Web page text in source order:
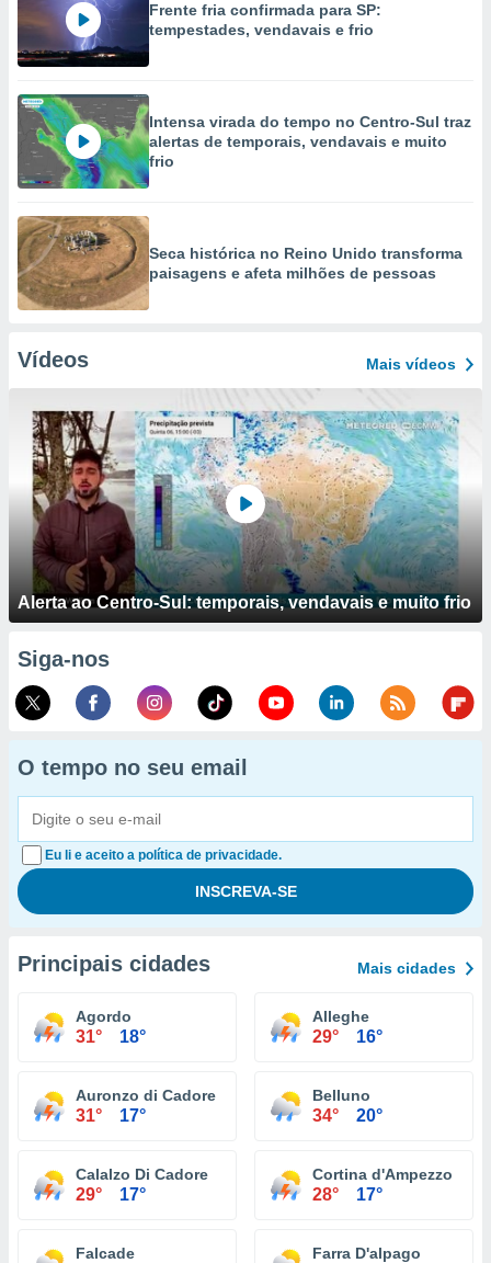
Frente fria confirmada para SP:
tempestades, vendavais e frio
Intensa virada do tempo no Centro-Sul traz
alertas de temporais, vendavais e muito
frio
Seca histórica no Reino Unido transforma
paisagens e afeta milhões de pessoas
Vídeos Mais vídeos
Alerta ao Centro-Sul: temporais, vendavais e muito frio
Siga-nos
O tempo no seu email
Eu li e aceito a política de privacidade.
Principais cidades Mais cidades
Agordo
31° 18°
Alleghe
29° 16°
Auronzo di Cadore
31° 17°
Belluno
34° 20°
Calalzo Di Cadore
29° 17°
Cortina d'Ampezzo
28° 17°
Falcade Farra D'alpago